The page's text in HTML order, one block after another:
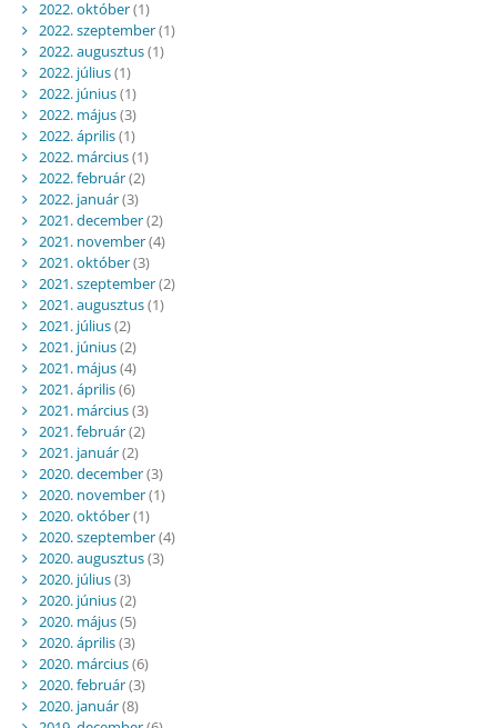
2022. október(1)
2022. szeptember(1)
2022. augusztus(1)
2022. július(1)
2022. június(1)
2022. május(3)
2022. április(1)
2022. március(1)
2022. február(2)
2022. január(3)
2021. december(2)
2021. november(4)
2021. október(3)
2021. szeptember(2)
2021. augusztus(1)
2021. július(2)
2021. június(2)
2021. május(4)
2021. április(6)
2021. március(3)
2021. február(2)
2021. január(2)
2020. december(3)
2020. november(1)
2020. október(1)
2020. szeptember(4)
2020. augusztus(3)
2020. július(3)
2020. június(2)
2020. május(5)
2020. április(3)
2020. március(6)
2020. február(3)
2020. január(8)